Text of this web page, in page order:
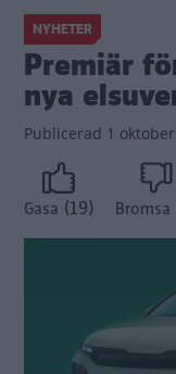
NYHETER
Premiär
nya
Publicerad 1
Gasa (19) Bromsa